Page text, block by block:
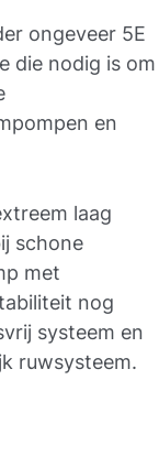
ongeveer 5E
die nodig is om
en
laag
schone
met
nog
systeem en
ruwsysteem.